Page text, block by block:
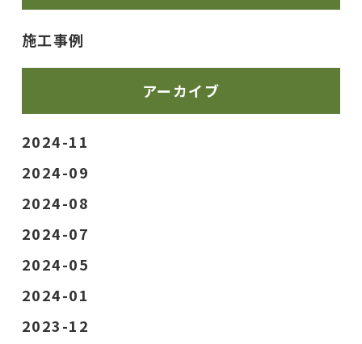
施工事例
アーカイブ
2024-11
2024-09
2024-08
2024-07
2024-05
2024-01
2023-12